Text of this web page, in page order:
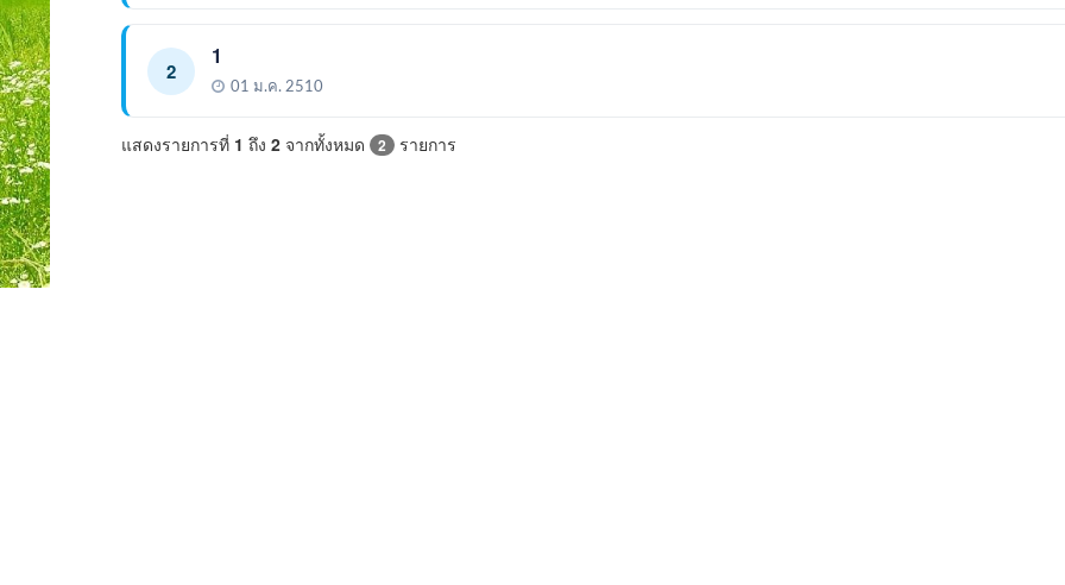
2
1
01 ม.ค. 2510
แสดงรายการที่ 1 ถึง 2 จากทั้งหมด 2 รายการ